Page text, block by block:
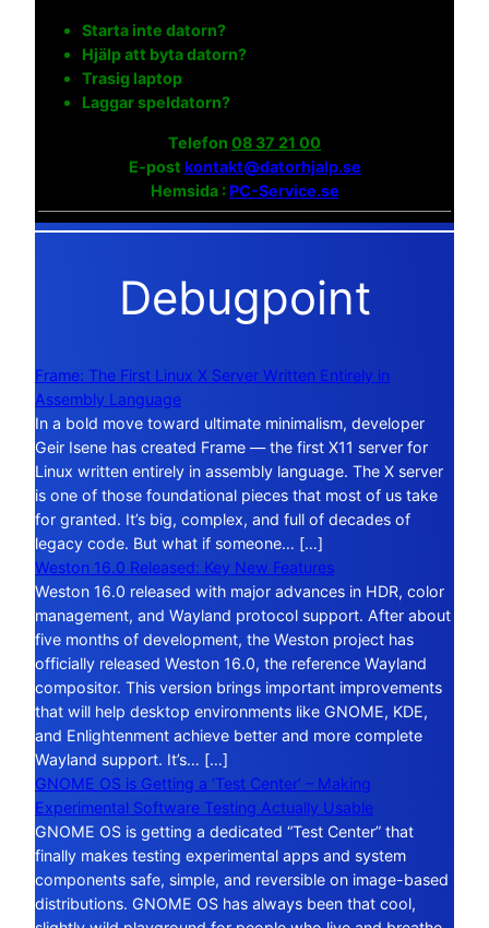
Starta inte datorn?
Hjälp att byta datorn?
Trasig laptop
Laggar speldatorn?
Telefon 08 37 21 00
E-post kontakt@datorhjalp.se
Hemsida :PC-Service.se
Debugpoint
Frame: The First Linux X Server Written Entirely in
Assembly Language
In a bold move toward ultimate minimalism, developer
Geir Isene has created Frame — the first X11 server for
Linux written entirely in assembly language. The X server
is one of those foundational pieces that most of us take
for granted. It’s big, complex, and full of decades of
legacy code. But what if someone… […]
Weston 16.0 Released: Key New Features
Weston 16.0 released with major advances in HDR, color
management, and Wayland protocol support. After about
five months of development, the Weston project has
officially released Weston 16.0, the reference Wayland
compositor. This version brings important improvements
that will help desktop environments like GNOME, KDE,
and Enlightenment achieve better and more complete
Wayland support. It’s… […]
GNOME OS is Getting a ‘Test Center’ – Making
Experimental Software Testing Actually Usable
GNOME OS is getting a dedicated “Test Center” that
finally makes testing experimental apps and system
components safe, simple, and reversible on image-based
distributions. GNOME OS has always been that cool,